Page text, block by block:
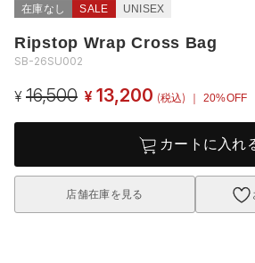
在庫なし SALE UNISEX
Ripstop Wrap Cross Bag
SB-26SU002
¥ 16,500 ¥ 13,200 (税込) ｜ 20%OFF
カートに入れ
店舗在庫を見る